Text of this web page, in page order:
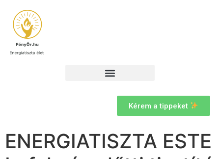
Kérem a tippeket
ENERGIATISZTA ESTE